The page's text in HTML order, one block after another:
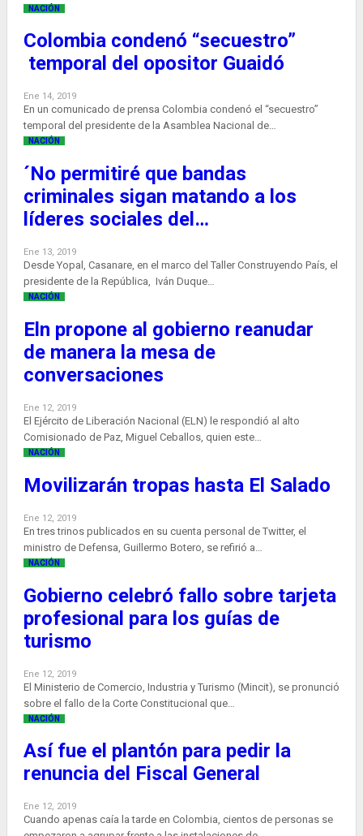
NACIÓN
Colombia condenó “secuestro”
temporal del opositor Guaidó
Ene 14, 2019
En un comunicado de prensa Colombia condenó el “secuestro”
temporal del presidente de la Asamblea Nacional de…
NACIÓN
´No permitiré que bandas
criminales sigan matando a los
líderes sociales del…
Ene 13, 2019
Desde Yopal, Casanare, en el marco del Taller Construyendo País, el
presidente de la República, Iván Duque…
NACIÓN
Eln propone al gobierno reanudar
de manera la mesa de
conversaciones
Ene 12, 2019
El Ejército de Liberación Nacional (ELN) le respondió al alto
Comisionado de Paz, Miguel Ceballos, quien este…
NACIÓN
Movilizarán tropas hasta El Salado
Ene 12, 2019
En tres trinos publicados en su cuenta personal de Twitter, el
ministro de Defensa, Guillermo Botero, se refirió a…
NACIÓN
Gobierno celebró fallo sobre tarjeta
profesional para los guías de
turismo
Ene 12, 2019
El Ministerio de Comercio, Industria y Turismo (Mincit), se pronunció
sobre el fallo de la Corte Constitucional que…
NACIÓN
Así fue el plantón para pedir la
renuncia del Fiscal General
Ene 12, 2019
Cuando apenas caía la tarde en Colombia, cientos de personas se